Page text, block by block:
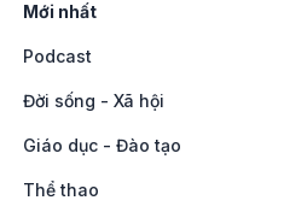
Mới nhất
Podcast
Đời sống - Xã hội
Giáo dục - Đào tạo
Thể thao